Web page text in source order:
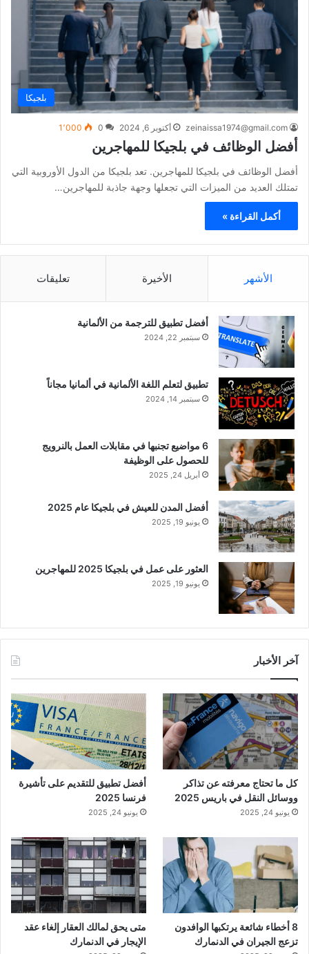
بلجيكا
zeinaissa1974@gmail.com أكتوبر 6, 2024 0 1٬000
أفضل الوظائف في بلجيكا للمهاجرين
أفضل الوظائف في بلجيكا للمهاجرين. تعد بلجيكا من الدول الأوروبية التي
تمتلك العديد من الميزات التي تجعلها وجهة جاذبة للمهاجرين…
أكمل القراءة »
الأشهر الأخيرة تعليقات
أفضل تطبيق للترجمة من الألمانية
سبتمبر 22, 2024
تطبيق لتعلم اللغة الألمانية في ألمانيا مجاناً
سبتمبر 14, 2024
6 مواضيع تجنبها في مقابلات العمل بالنرويج
للحصول على الوظيفة
أبريل 24, 2025
أفضل المدن للعيش في بلجيكا عام 2025
يونيو 19, 2025
العثور على عمل في بلجيكا 2025 للمهاجرين
يونيو 19, 2025
آخر الأخبار
كل ما تحتاج معرفته عن تذاكر
ووسائل النقل في باريس 2025
يونيو 24, 2025
أفضل تطبيق للتقديم على تأشيرة
فرنسا 2025
يونيو 24, 2025
8 أخطاء شائعة يرتكبها الوافدون
تزعج الجيران في الدنمارك
متى يحق لمالك العقار إلغاء عقد
الإيجار في الدنمارك